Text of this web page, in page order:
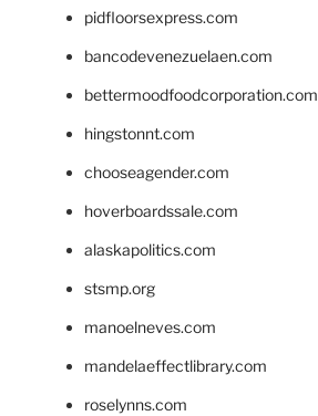
pidfloorsexpress.com
bancodevenezuelaen.com
bettermoodfoodcorporation.com
hingstonnt.com
chooseagender.com
hoverboardssale.com
alaskapolitics.com
stsmp.org
manoelneves.com
mandelaeffectlibrary.com
roselynns.com